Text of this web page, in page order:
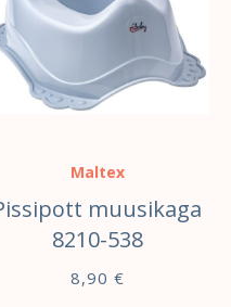
Maltex
muusikaga
8210-538
8,90 €